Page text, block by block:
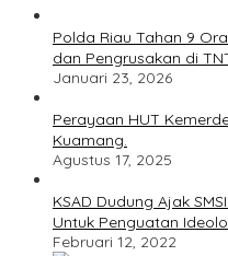
Polda Riau Tahan 9
dan Pengrusakan di
Januari 23, 2026
Perayaan HUT
Kuamang.
Agustus 17, 2025
KSAD Dudung Ajak
Untuk Penguatan
Februari 12, 2022